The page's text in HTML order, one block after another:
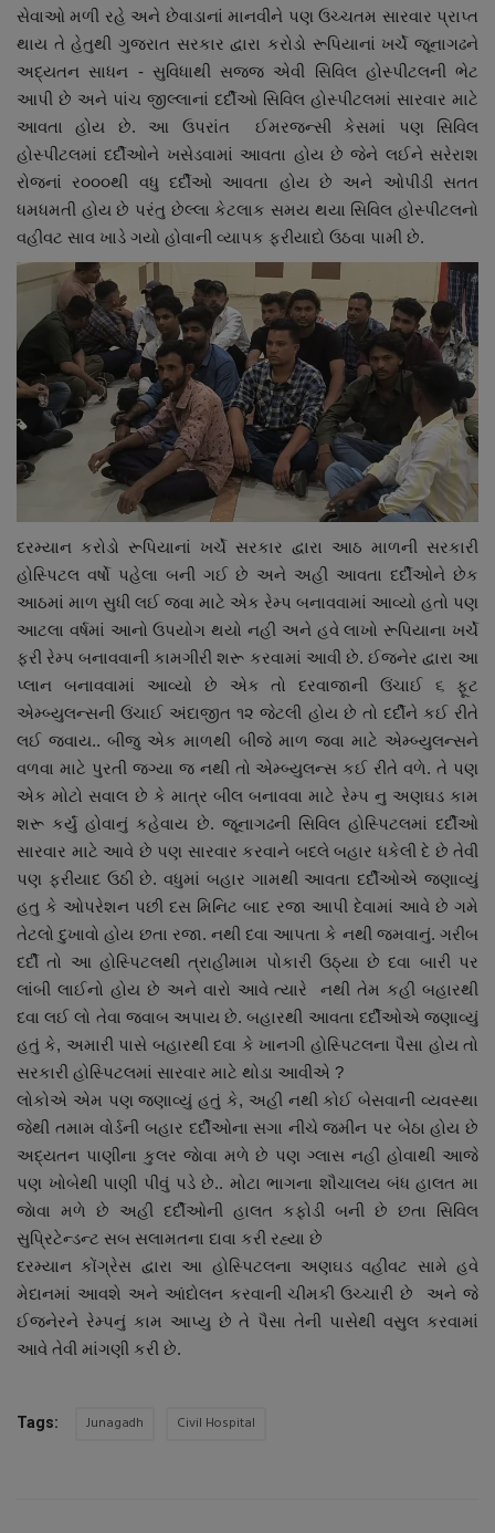
નાણાંકીય સમાચાર
સ્થાનિક સમાચાર
સ્પોર્ટ્સ
રાશિફળ
ગુનાખોરી
બોલિવૂડ
સ્વાસ્થ્ય
સેવાઓ મળી રહે અને છેવાડાનાં માનવીને પણ ઉચ્ચતમ સારવાર પ્રાપ્ત
થાય તે હેતુથી ગુજરાત સરકાર દ્વારા કરોડો રૂપિયાનાં ખર્ચે જૂનાગઢને
અદ્યતન સાધન - સુવિધાથી સજજ એવી સિવિલ હોસ્પીટલની ભેટ
આપી છે અને પાંચ જીલ્લાનાં દર્દીઓ સિવિલ હોસ્પીટલમાં સારવાર માટે
આવતા હોય છે. આ ઉપરાંત ઈમરજન્સી કેસમાં પણ સિવિલ
હોસ્પીટલમાં દર્દીઓને ખસેડવામાં આવતા હોય છે જેને લઈને સરેરાશ
રોજનાં ર૦૦૦થી વધુ દર્દીઓ આવતા હોય છે અને ઓપીડી સતત
ધમધમતી હોય છે પરંતુ છેલ્લા કેટલાક સમય થયા સિવિલ હોસ્પીટલનો
વહીવટ સાવ ખાડે ગયો હોવાની વ્યાપક ફરીયાદો ઉઠવા પામી છે.
દરમ્યાન કરોડો રૂપિયાનાં ખર્ચે સરકાર દ્વારા આઠ માળની સરકારી
હોસ્પિટલ વર્ષો પહેલા બની ગઈ છે અને અહી આવતા દર્દીઓને છેક
આઠમાં માળ સુધી લઈ જવા માટે એક રેમ્પ બનાવવામાં આવ્યો હતો પણ
આટલા વર્ષમાં આનો ઉપયોગ થયો નહી અને હવે લાખો રૂપિયાના ખર્ચે
ફરી રેમ્પ બનાવવાની કામગીરી શરૂ કરવામાં આવી છે. ઈજનેર દ્વારા આ
પ્લાન બનાવવામાં આવ્યો છે એક તો દરવાજાની ઉંચાઈ ૬ ફૂટ
એમ્બ્યુલન્સની ઉંચાઈ અંદાજીત ૧૨ જેટલી હોય છે તો દર્દીને કઈ રીતે
લઈ જવાય.. બીજુ એક માળથી બીજે માળ જવા માટે એમ્બ્યુલન્સને
વળવા માટે પુરતી જગ્યા જ નથી તો એમ્બ્યુલન્સ કઈ રીતે વળે. તે પણ
એક મોટો સવાલ છે કે માત્ર બીલ બનાવવા માટે રેમ્પ નુ અણઘડ કામ
શરૂ કર્યું હોવાનું કહેવાય છે. જૂનાગઢની સિવિલ હોસ્પિટલમાં દર્દીઓ
સારવાર માટે આવે છે પણ સારવાર કરવાને બદલે બહાર ધકેલી દે છે તેવી
પણ ફરીયાદ ઉઠી છે. વધુમાં બહાર ગામથી આવતા દર્દીઓએ જણાવ્યું
હતુ કે ઓપરેશન પછી દસ મિનિટ બાદ રજા આપી દેવામાં આવે છે ગમે
તેટલો દુખાવો હોય છતા રજા. નથી દવા આપતા કે નથી જમવાનું. ગરીબ
દર્દી તો આ હોસ્પિટલથી ત્રાહીમામ પોકારી ઉઠ્યા છે દવા બારી પર
લાંબી લાઈનો હોય છે અને વારો આવે ત્યારે નથી તેમ કહી બહારથી
દવા લઈ લો તેવા જવાબ અપાય છે. બહારથી આવતા દર્દીઓએ જણાવ્યું
હતું કે, અમારી પાસે બહારથી દવા કે ખાનગી હોસ્પિટલના પૈસા હોય તો
સરકારી હોસ્પિટલમાં સારવાર માટે થોડા આવીએ ?
લોકોએ એમ પણ જણાવ્યું હતું કે, અહી નથી કોઈ બેસવાની વ્યવસ્થા
જેથી તમામ વોર્ડની બહાર દર્દીઓના સગા નીચે જમીન પર બેઠા હોય છે
અદ્યતન પાણીના કુલર જાેવા મળે છે પણ ગ્લાસ નહી હોવાથી આજે
પણ ખોબેથી પાણી પીવું પડે છે.. મોટા ભાગના શૌચાલય બંધ હાલત મા
જાેવા મળે છે અહી દર્દીઓની હાલત કફોડી બની છે છતા સિવિલ
સુપ્રિટેન્ડન્ટ સબ સલામતના દાવા કરી રહ્યા છે
દરમ્યાન કોંગ્રેસ દ્વારા આ હોસ્પિટલના અણઘડ વહીવટ સામે હવે
મેદાનમાં આવશે અને આંદોલન કરવાની ચીમકી ઉચ્ચારી છે અને જે
ઈજનેરને રેમ્પનું કામ આપ્યુ છે તે પૈસા તેની પાસેથી વસુલ કરવામાં
આવે તેવી માંગણી કરી છે.
Tags: Junagadh Civil Hospital